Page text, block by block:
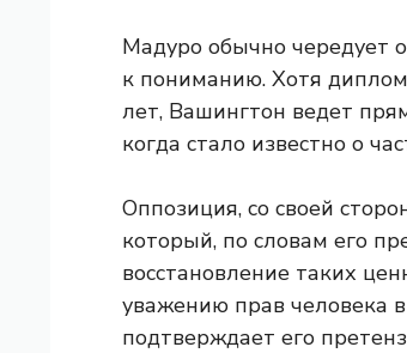
Мадуро обычно чередует
к пониманию. Хотя
лет, Вашингтон ведет
когда стало известно о
Оппозиция, со своей
который, по словам его
восстановление таких
уважению прав человека
подтверждает его